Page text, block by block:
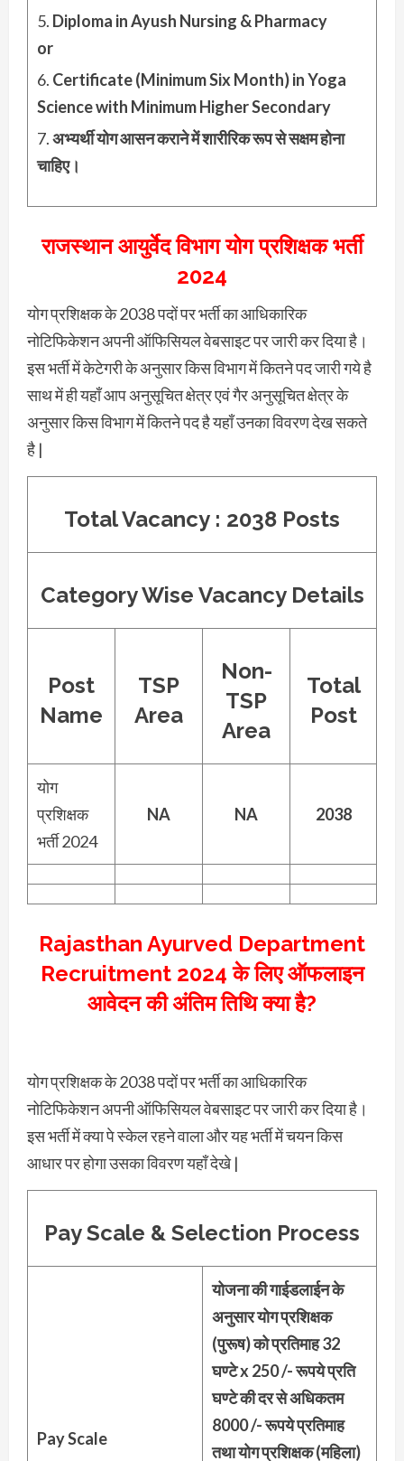
Diploma in Ayush Nursing & Pharmacy
or
Certificate (Minimum Six Month) in Yoga
Science with Minimum Higher Secondary
अभ्यर्थी योग आसन कराने में शारीरिक रूप से सक्षम होना
चाहिए।
राजस्थान आयुर्वेद विभाग योग प्रशिक्षक भर्ती
2024
योग प्रशिक्षक के 2038 पदों पर भर्ती का आधिकारिक
नोटिफिकेशन अपनी ऑफिसियल वेबसाइट पर जारी कर दिया है।
इस भर्ती में केटेगरी के अनुसार किस विभाग में कितने पद जारी गये है
साथ में ही यहाँ आप अनुसूचित क्षेत्र एवं गैर अनुसूचित क्षेत्र के
अनुसार किस विभाग में कितने पद है यहाँ उनका विवरण देख सकते
है |
Total Vacancy : 2038 Posts
Category Wise Vacancy Details
Post
Name
TSP
Area
Non-
TSP
Area
Total
Post
योग
प्रशिक्षक
भर्ती 2024
NA NA 2038
Rajasthan Ayurved Department
Recruitment 2024 के लिए ऑफलाइन
आवेदन की अंतिम तिथि क्या है?
योग प्रशिक्षक के 2038 पदों पर भर्ती का आधिकारिक
नोटिफिकेशन अपनी ऑफिसियल वेबसाइट पर जारी कर दिया है।
इस भर्ती में क्या पे स्केल रहने वाला और यह भर्ती में चयन किस
आधार पर होगा उसका विवरण यहाँ देखे |
Pay Scale & Selection Process
Pay Scale
योजना की गाईडलाईन के
अनुसार योग प्रशिक्षक
(पुरूष) को प्रतिमाह 32
घण्टे x 250 /- रूपये प्रति
घण्टे की दर से अधिकतम
8000 /- रूपये प्रतिमाह
तथा योग प्रशिक्षक (महिला)